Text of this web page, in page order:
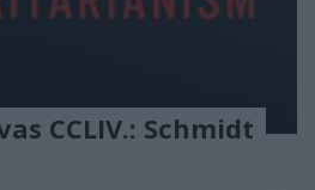
CCLIV.: Schmidt